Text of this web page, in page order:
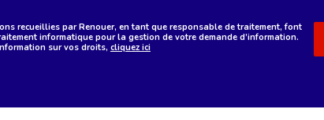
recueillies par Renouer, en tant que responsable de traitement, font
informatique pour la gestion de votre demande d’information.
sur vos droits, cliquez ici